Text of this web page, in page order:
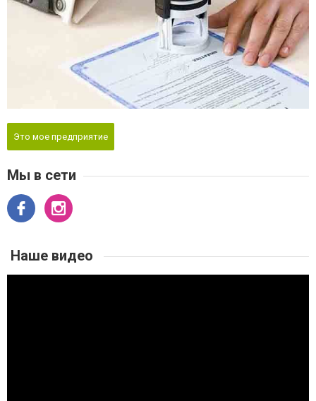
Это мое предприятие
Мы в сети
Наше видео